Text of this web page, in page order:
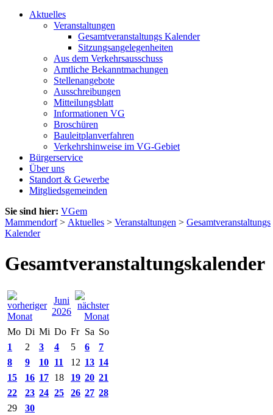
Aktuelles
Veranstaltungen
Gesamtveranstaltungs Kalender
Sitzungsangelegenheiten
Aus dem Verkehrsausschuss
Amtliche Bekanntmachungen
Stellenangebote
Ausschreibungen
Mitteilungsblatt
Informationen VG
Broschüren
Bauleitplanverfahren
Verkehrshinweise im VG-Gebiet
Bürgerservice
Über uns
Standort & Gewerbe
Mitgliedsgemeinden
Sie sind hier: VGem
Mammendorf> Aktuelles > Veranstaltungen > Gesamtveranstaltungs
Kalender
Gesamtveranstaltungskalender
Juni
2026
Mo Di Mi Do Fr Sa So
1
2 3 4 5 6
7
8
9 10 11 12 13 14
15
16 17 18 19 20 21
22
23 24 25 26 27 28
29
30